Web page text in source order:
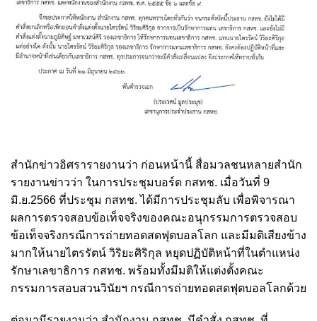
สำนักข่าวอิศรารายงานว่า ก่อนหน้านี้ สื่อมวลชนหลายสำนัก
รายงานข่าวว่า ในการประชุมบอร์ด กสทช. เมื่อวันที่ 9
มิ.ย.2566 ที่ประชุม กสทช. ได้มีการประชุมลับ เพื่อพิจารณา
ผลการตรวจสอบข้อเท็จจริงของคณะอนุกรรมการตรวจสอบ
ข้อเท็จจริงกรณีการถ่ายทอดสดฟุตบอลโลก และมีมติเสียงข้าง
มากให้นายไตรรัตน์ วิริยะศิริกุล หยุดปฏิบัติหน้าที่ในตำแหน่ง
รักษาเลขาธิการ กสทช. พร้อมทั้งมีมติให้แต่งตั้งคณะ
กรรมการสอบสวนวินัยฯ กรณีการถ่ายทอดสดฟุตบอลโลกด้วย